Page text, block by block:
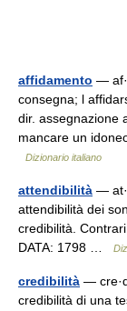
affidamento —
consegna; l
dir. assegnazione
mancare un
Dizionario italiano
attendibilità —
attendibilità dei
credibilità.
DATA: 1798 …
credibilità —
credibilità di una